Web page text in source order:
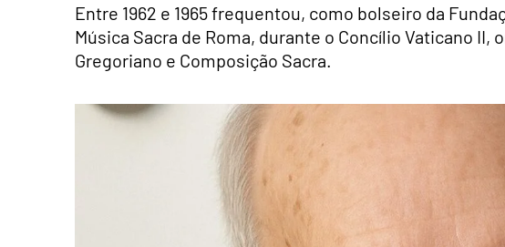
Entre 1962 e 1965 frequentou, como bolseiro da
Música Sacra de Roma, durante o Concílio Vaticano II,
Gregoriano e Composição Sacra.